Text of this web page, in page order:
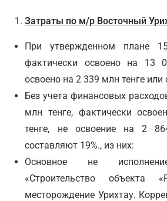
Затраты по м/р Восточный
При утвержденном плане
фактически освоено на 13
освоено на 2 339 млн тенге или
Без учета финансовых
млн тенге, фактически
тенге, не освоение на 2
составляют 19%., из них:
Основное не
«Строительство объекта
месторождение Урихтау.